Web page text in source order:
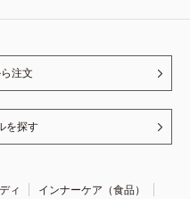
注文
を探す
ィ
インナーケア（食品）